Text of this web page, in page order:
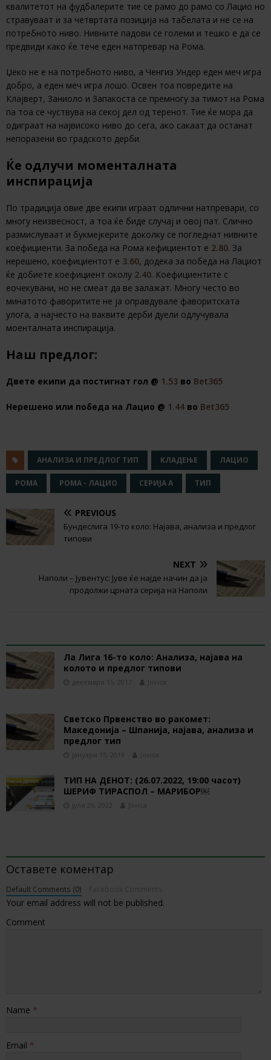
квалитетот на фудбалерите тие се рамо до рамо со Лацио но
стравуваат и за четвртата позиција на табелата и не се на
потребното ниво. Нивните падови се големи и тешко е да се
предвиди како ќе тече еден натпревар на Рома.
Џеко не е на потребното ниво, а Ченгиз Ундер еден меч игра
добро, а еден меч игра лошо. Освен тоа повредите на
Клајверт, Заниоло и Запакоста се премногу за тимот на Рома
па тоа се чуствува на секој дел од теренот. Тие ќе мора да
одиграат на највисоко ниво до сега, ако сакаат да останат
непоразени во градското дерби.
Ќе одлучи моменталната
инспирација
По традиција овие две екипи играат одлични натпревари, со
многу неизвесност, а тоа ќе биде случај и овој пат. Слично
размислуваат и букмејкерите доколку се погледнат нивните
коефициенти. За победа на Рома кефициентот е 2.80. За
нерешено, коефициентот е 3.60, додека за победа на Лациот
ќе добиете коефициент околу 2.40. Коефициентите с
еочекувани, но не смеат да ве залажат. Многу често во
минатото фаворитите не ја оправдувале фаворитската
улога, а најчесто на ваквите дерби дуели одлучувала
моенталната инспирација.
Наш предлог:
Двете екипи да постигнат гол @ 1.53 во Bet365
Нерешено или победа на Лацио @ 1.44 во Bet365
АНАЛИЗА И ПРЕДЛОГ ТИП КЛАДЕЊЕ ЛАЦИО
РОМА РОМА - ЛАЦИО СЕРИЈА А ТИП
PREVIOUS
Бундеслига 19-то коло: Најава, анализа и предлог
типови
NEXT
Наполи – Јувентус: Јуве ќе најде начин да ја
продолжи црната серија на Наполи
Ла Лига 16-то коло: Анализа, најава на
колото и предлог типови
декември 15, 2017 Jovica
Светско Првенство во ракомет:
Македонија – Шпанија, најава, анализа и
предлог тип
јануари 15, 2019 Jovica
ТИП НА ДЕНОТ: (26.07.2022, 19:00 часот)
ШЕРИФ ТИРАСПОЛ – МАРИБОР￼
јули 26, 2022 Jovica
Оставете коментар
Default Comments (0)
Your email address will not be published.
Comment
Name *
Email *